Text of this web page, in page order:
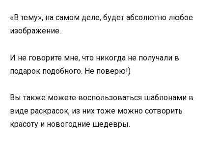
«В тему», на самом деле, будет абсолютно любое
изображение.
И не говорите мне, что никогда не получали в
подарок подобного. Не поверю!)
Вы также можете воспользоваться шаблонами в
виде раскрасок, из них тоже можно сотворить
красоту и новогодние шедевры.